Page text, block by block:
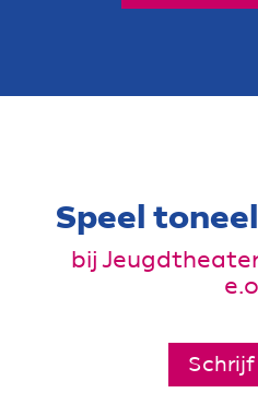
Speel
bij
Schrijf